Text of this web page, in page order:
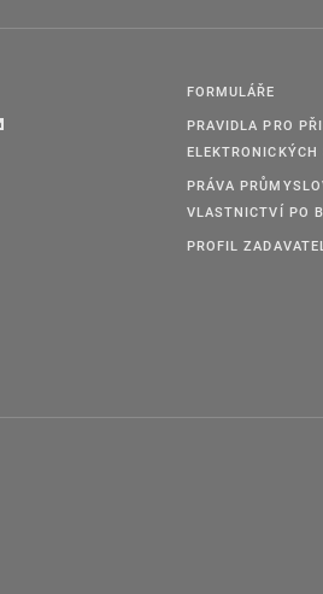
FORMULÁŘE
PRAVIDLA PRO
ELEKTRONICKÝCH
PRÁVA
VLASTNICTVÍ PO
PROFIL